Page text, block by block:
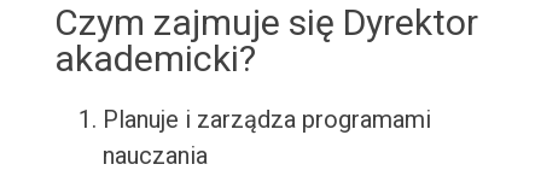
Czym zajmuje się Dyrektor
akademicki?
Planuje i zarządza programami
nauczania